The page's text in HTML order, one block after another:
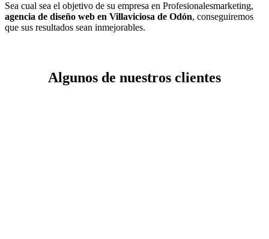
Sea cual sea el objetivo de su empresa en Profesionalesmarketing,
agencia de diseño web en Villaviciosa de Odón, conseguiremos
que sus resultados sean inmejorables.
Algunos de nuestros clientes